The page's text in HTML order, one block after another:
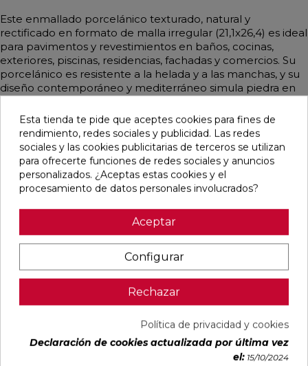
Este enmallado porcelánico texturado, natural y
rectificado en formato de malla irregular (21,1x26,4) es ideal
para pavimentos y revestimientos en baños, cocinas,
exteriores, piscinas, residencias, fachadas y comercios. Su
porcelánico es resistente a la helada y a las manchas, y su
diseño contemporáneo y mediterráneo simula piedra en
para diversos espacios.
Pensamos que te puede interesar
ALAPLANA
GREY MATE
94101004
VERONA
WHITE MATE
RECTIFICADO
91080375
Colorker
favorite
KAWAII GREY
MATE
31,6X100
RECTIFICADO
Ref:
91080491
Colorker
PALOMASTONE
33,3X100
Ref:
91118501
TAU
ceràmica
PVP
Esta tienda te pide que aceptes cookies para fines de
rendimiento, redes sociales y publicidad. Las redes
sociales y las cookies publicitarias de terceros se utilizan
para ofrecerte funciones de redes sociales y anuncios
personalizados. ¿Aceptas estas cookies y el
procesamiento de datos personales involucrados?
Aceptar
Configurar
Rechazar
Política de privacidad y cookies
Declaración de cookies actualizada por última vez
el: 15/10/2024